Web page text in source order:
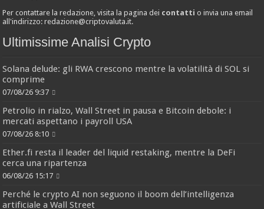
Per contattare la redazione, visita la pagina dei contatti o invia una email
all'indirizzo:redazione@criptovaluta.it.
Ultimissime Analisi Crypto
Solana delude: gli RWA crescono mentre la volatilità di SOL si
comprime
07/08/26 9:37
Petrolio in rialzo, Wall Street in pausa e Bitcoin debole: i
mercati aspettano i payroll USA
07/08/26 8:10
Ether.fi resta il leader del liquid restaking, mentre la DeFi
cerca una ripartenza
06/08/26 15:17
Perché le crypto AI non seguono il boom dell’intelligenza
artificiale a Wall Street